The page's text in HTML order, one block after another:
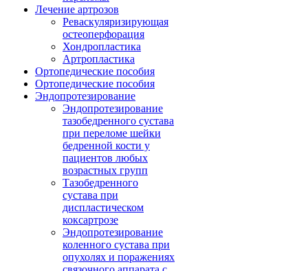
Лечение артрозов
Реваскуляризирующая
остеоперфорация
Хондропластика
Артропластика
Ортопедические пособия
Ортопедические пособия
Эндопротезирование
Эндопротезирование
тазобедренного сустава
при переломе шейки
бедренной кости у
пациентов любых
возрастных групп
Тазобедренного
сустава при
диспластическом
коксартрозе
Эндопротезирование
коленного сустава при
опухолях и поражениях